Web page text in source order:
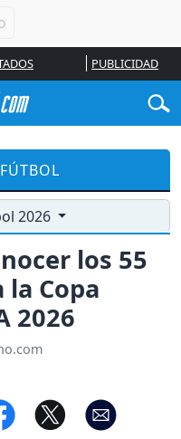
PUBLICIDAD
2026
los 55
Copa
2026